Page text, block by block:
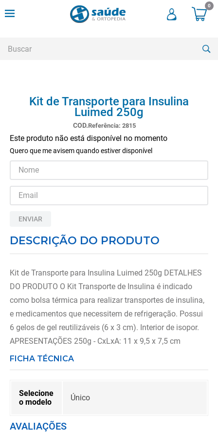
0
Kit de Transporte para Insulina
Luimed 250g
Referência: 2815
Este produto não está disponível no momento
Quero que me avisem quando estiver disponível
ENVIAR
DESCRIÇÃO DO PRODUTO
Kit de Transporte para Insulina Luimed 250g DETALHES
DO PRODUTO O Kit Transporte de Insulina é indicado
como bolsa térmica para realizar transportes de insulina,
e medicamentos que necessitem de refrigeração. Possui
6 gelos de gel reutilizáveis (6 x 3 cm). Interior de isopor.
APRESENTAÇÕES 250g - CxLxA: 11 x 9,5 x 7,5 cm
FICHA TÉCNICA
Selecione
o modelo
Único
AVALIAÇÕES
andadores
meia compressao
3º
cadeira rodas
4º
bota imobilizadora
andador
6º
imobilizador joelho
7º
cadeira rodas agile
tipoia
9º
cadeira higienica
10º munique